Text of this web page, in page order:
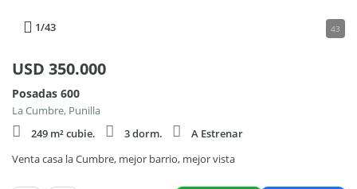
1/43 43
USD 350.000
Posadas 600
La Cumbre, Punilla
249 m² cubie.
3 dorm.
A Estrenar
Venta casa la Cumbre, mejor barrio, mejor vista